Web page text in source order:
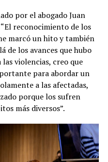
por el abogado Juan
reconocimiento de los
marcó un hito y también
de los avances que hubo
violencias, creo que
para abordar un
a las afectadas,
porque los sufren
más diversos”.